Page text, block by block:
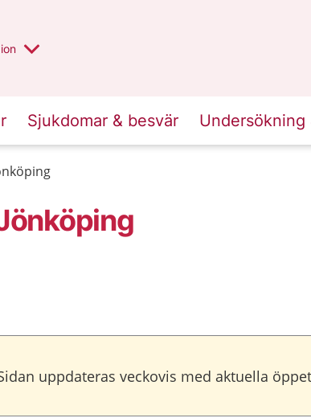
region
Sjukdomar & besvär Undersökning
uppdateras veckovis med aktuella